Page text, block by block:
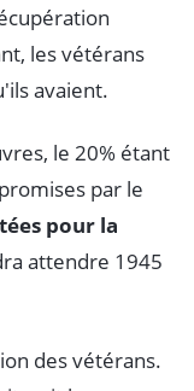
les vétérans
avaient.
le 20% étant
par le
pour la
attendre 1945
des vétérans.